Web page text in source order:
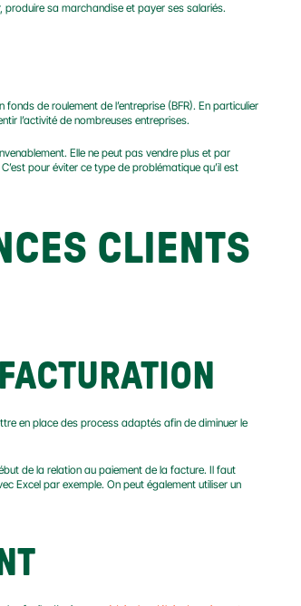
produire sa marchandise et payer ses salariés.
de roulement de l’entreprise (BFR). En particulier
l’activité de nombreuses entreprises.
Elle ne peut pas vendre plus et par
pour éviter ce type de problématique qu’il est
CLIENTS
en place des process adaptés afin de diminuer le
de la relation au paiement de la facture. Il faut